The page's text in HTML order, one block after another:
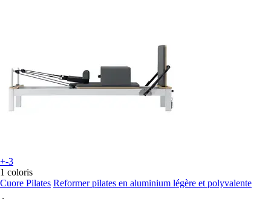
+-3
1 coloris
Cuore Pilates Reformer pilates en aluminium légère et polyvalente